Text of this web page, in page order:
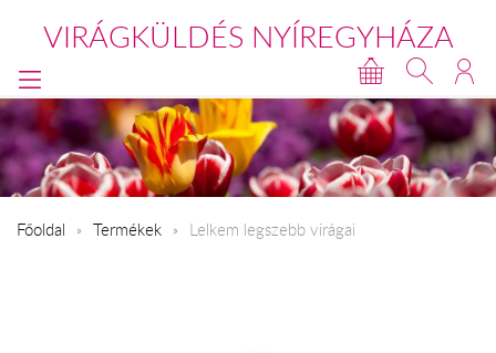
VIRÁGKÜLDÉS NYÍREGYHÁZA
Főoldal Termékek Lelkem legszebb virágai